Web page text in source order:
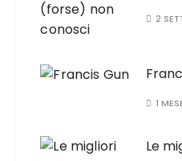
2
1
Le